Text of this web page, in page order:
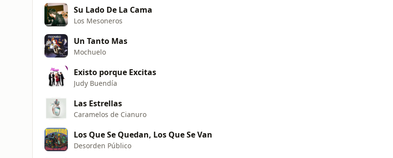
Su Lado De La Cama
Los Mesoneros
Un Tanto Mas
Mochuelo
Existo porque Excitas
Judy Buendía
Las Estrellas
Caramelos de Cianuro
Los Que Se Quedan, Los Que Se Van
Desorden Público